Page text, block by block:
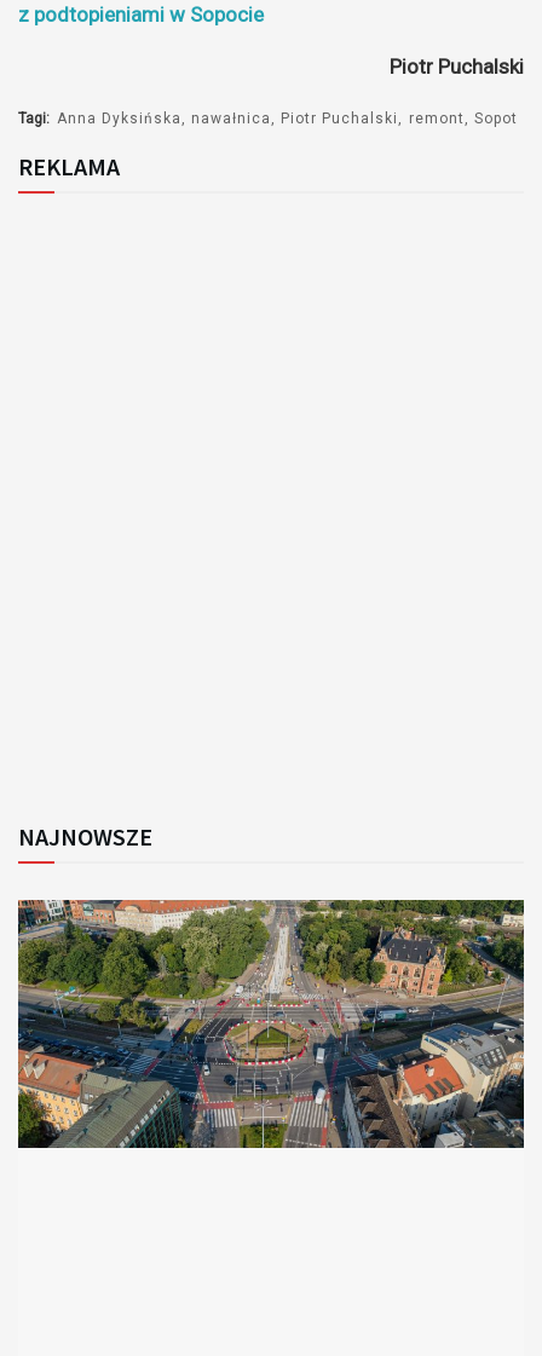
z podtopieniami w Sopocie
Piotr Puchalski
Tagi: Anna Dyksińska nawałnica Piotr Puchalski remont Sopot
REKLAMA
NAJNOWSZE